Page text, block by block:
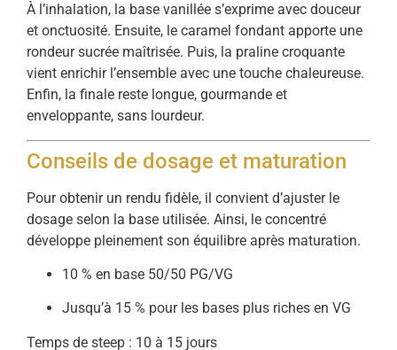
À l’inhalation, la base vanillée s’exprime avec douceur
et onctuosité. Ensuite, le caramel fondant apporte une
rondeur sucrée maîtrisée. Puis, la praline croquante
vient enrichir l’ensemble avec une touche chaleureuse.
Enfin, la finale reste longue, gourmande et
enveloppante, sans lourdeur.
Conseils de dosage et maturation
Pour obtenir un rendu fidèle, il convient d’ajuster le
dosage selon la base utilisée. Ainsi, le concentré
développe pleinement son équilibre après maturation.
10 % en base 50/50 PG/VG
Jusqu’à 15 % pour les bases plus riches en VG
Temps de steep : 10 à 15 jours